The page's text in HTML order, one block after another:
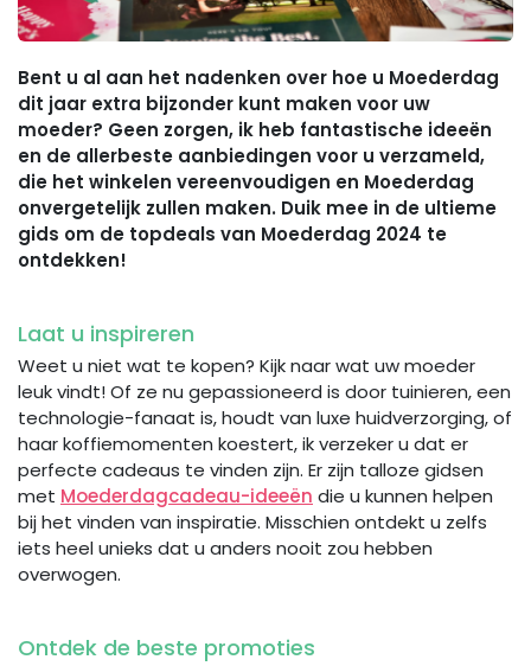
Bent u al aan het nadenken over hoe u Moederdag
dit jaar extra bijzonder kunt maken voor uw
moeder? Geen zorgen, ik heb fantastische ideeën
en de allerbeste aanbiedingen voor u verzameld,
die het winkelen vereenvoudigen en Moederdag
onvergetelijk zullen maken. Duik mee in de ultieme
gids om de topdeals van Moederdag 2024 te
ontdekken!
Laat u inspireren
Weet u niet wat te kopen? Kijk naar wat uw moeder
leuk vindt! Of ze nu gepassioneerd is door tuinieren, een
technologie-fanaat is, houdt van luxe huidverzorging, of
haar koffiemomenten koestert, ik verzeker u dat er
perfecte cadeaus te vinden zijn. Er zijn talloze gidsen
met Moederdagcadeau-ideeën die u kunnen helpen
bij het vinden van inspiratie. Misschien ontdekt u zelfs
iets heel unieks dat u anders nooit zou hebben
overwogen.
Ontdek de beste promoties